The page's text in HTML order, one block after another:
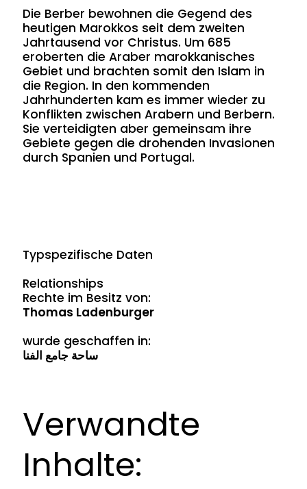
Die Berber bewohnen die Gegend des
heutigen Marokkos seit dem zweiten
Jahrtausend vor Christus. Um 685
eroberten die Araber marokkanisches
Gebiet und brachten somit den Islam in
die Region. In den kommenden
Jahrhunderten kam es immer wieder zu
Konflikten zwischen Arabern und Berbern.
Sie verteidigten aber gemeinsam ihre
Gebiete gegen die drohenden Invasionen
durch Spanien und Portugal.
Typspezifische Daten
Relationships
Rechte im Besitz von:
Thomas Ladenburger
wurde geschaffen in:
ساحة جامع الفنا
Verwandte
Inhalte: